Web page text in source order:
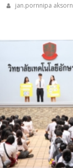
jan.pornnipa aksorn